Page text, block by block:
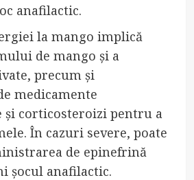
anafilactic.
la mango implică
de mango și a
precum și
medicamente
corticosteroizi pentru a
În cazuri severe, poate
de epinefrină
șocul anafilactic.